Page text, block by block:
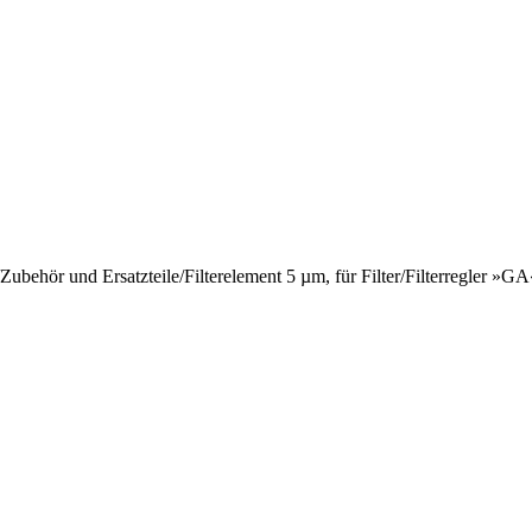
Zubehör und Ersatzteile/Filterelement 5 µm, für Filter/Filterregler